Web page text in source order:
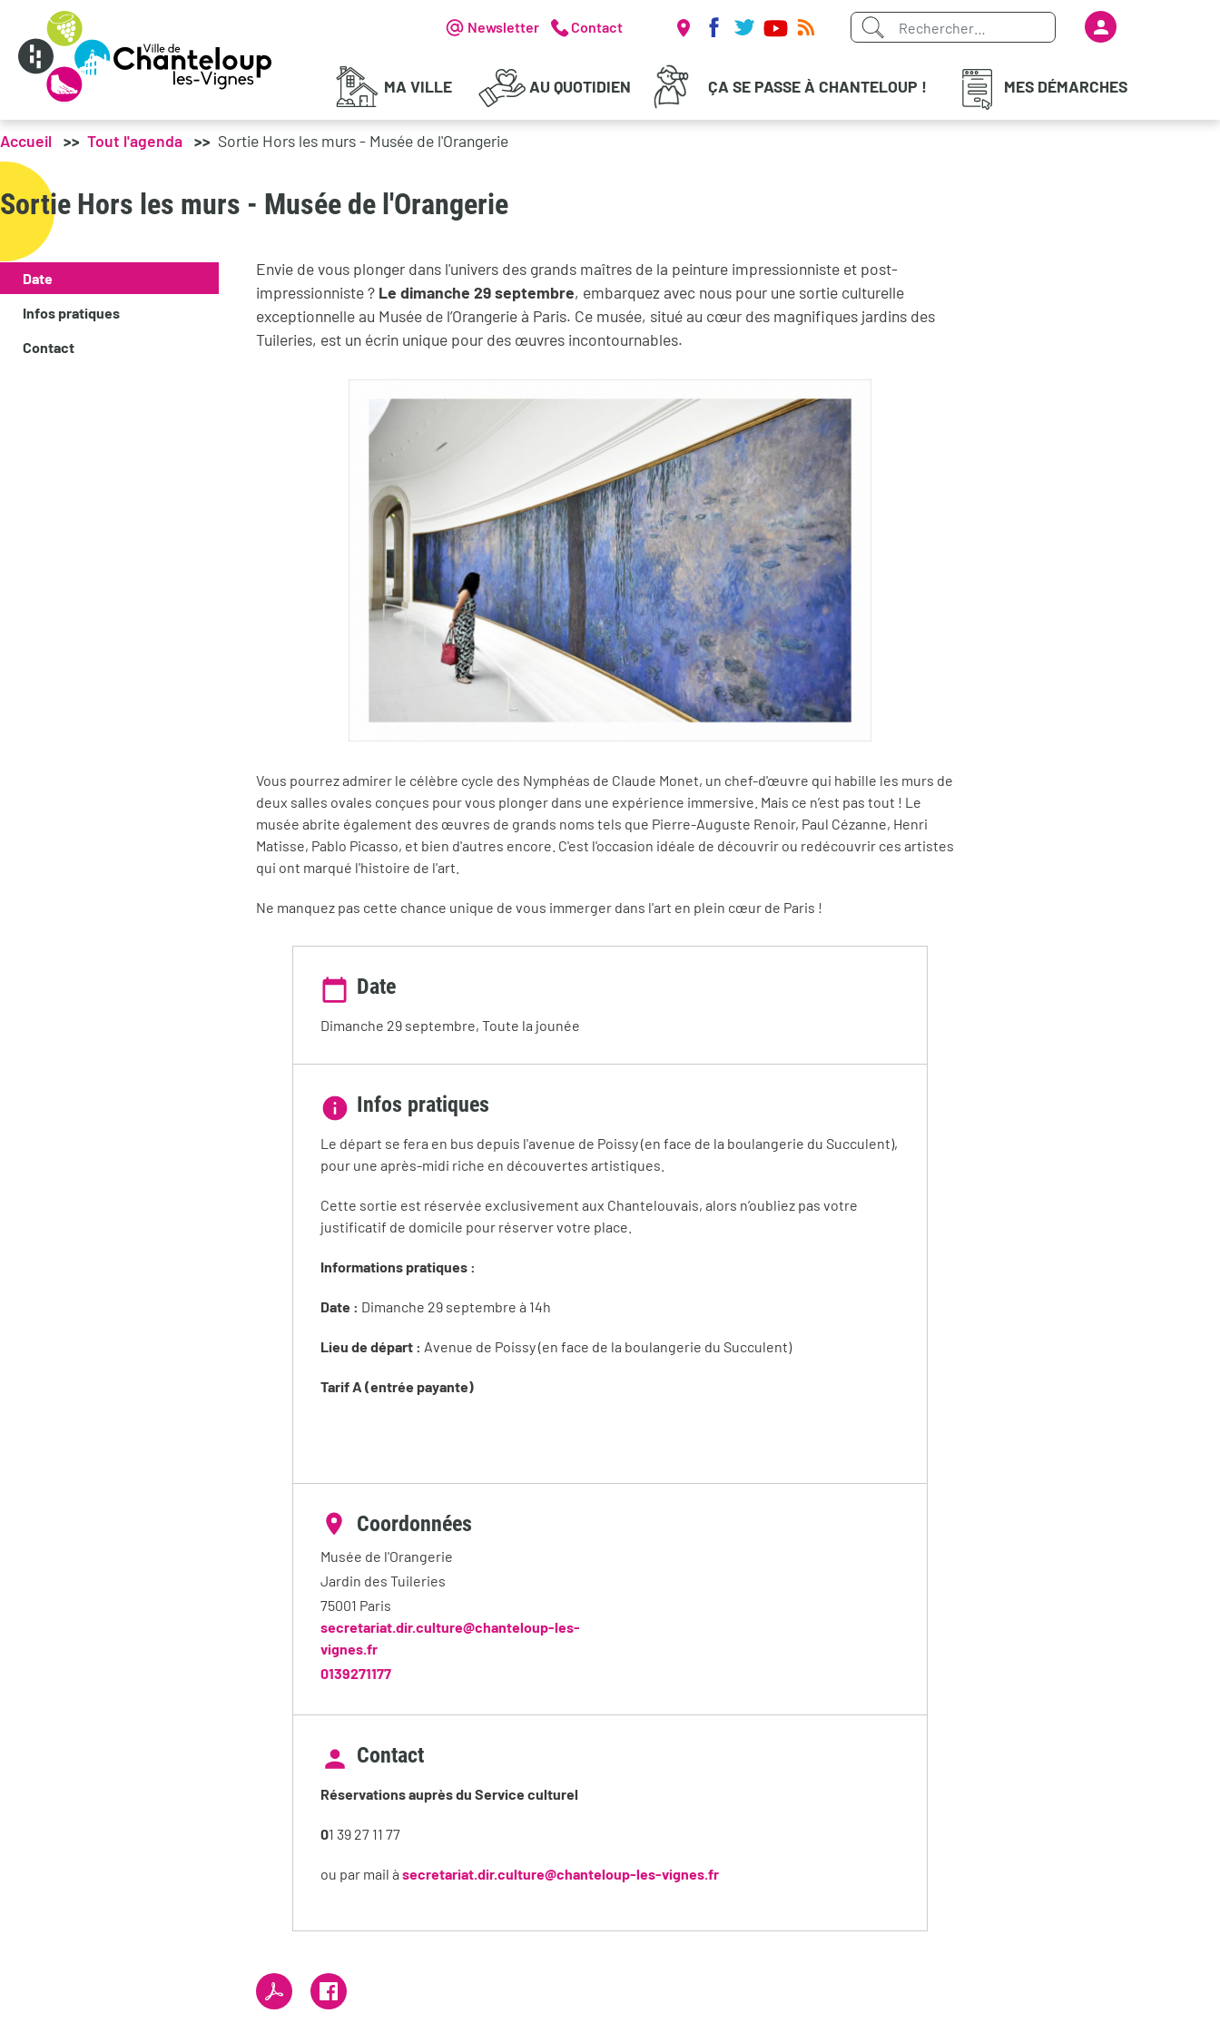
Header - Communication
Newsletter Contact Réseaux sociaux
Menu du
Menu principal
MA VILLE AU QUOTIDIEN ÇA SE PASSE À CHANTELOUP ! MES DÉMARCHES
Accueil Tout l'agenda Sortie Hors les murs - Musée de l'Orangerie
Sortie Hors les murs - Musée de l'Orangerie
Date
Infos pratiques
Contact
Envie de vous plonger dans l'univers des grands maîtres de la peinture impressionniste et post-
impressionniste ? Le dimanche 29 septembre, embarquez avec nous pour une sortie culturelle
exceptionnelle au Musée de l’Orangerie à Paris. Ce musée, situé au cœur des magnifiques jardins des
Tuileries, est un écrin unique pour des œuvres incontournables.
Vous pourrez admirer le célèbre cycle des Nymphéas de Claude Monet, un chef-d'œuvre qui habille les murs de
deux salles ovales conçues pour vous plonger dans une expérience immersive. Mais ce n’est pas tout ! Le
musée abrite également des œuvres de grands noms tels que Pierre-Auguste Renoir, Paul Cézanne, Henri
Matisse, Pablo Picasso, et bien d'autres encore. C'est l'occasion idéale de découvrir ou redécouvrir ces artistes
qui ont marqué l'histoire de l'art.
Ne manquez pas cette chance unique de vous immerger dans l'art en plein cœur de Paris !
Date
Dimanche 29 septembre, Toute la jounée
Infos pratiques
Le départ se fera en bus depuis l'avenue de Poissy (en face de la boulangerie du Succulent),
pour une après-midi riche en découvertes artistiques.
Cette sortie est réservée exclusivement aux Chantelouvais, alors n’oubliez pas votre
justificatif de domicile pour réserver votre place.
Informations pratiques :
Date : Dimanche 29 septembre à 14h
Lieu de départ : Avenue de Poissy (en face de la boulangerie du Succulent)
Tarif A (entrée payante)
Coordonnées
Musée de l'Orangerie
Jardin des Tuileries
75001 Paris
secretariat.dir.culture@chanteloup-les-
vignes.fr
0139271177
Contact
Réservations auprès du Service culturel
01 39 27 11 77
ou par mail à secretariat.dir.culture@chanteloup-les-vignes.fr